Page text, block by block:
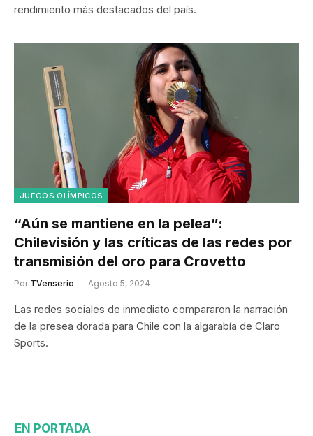
rendimiento más destacados del país.
JUEGOS OLÍMPICOS
“Aún se mantiene en la pelea”:
Chilevisión y las críticas de las redes por
transmisión del oro para Crovetto
Por TVenserio Agosto 5, 2024
Las redes sociales de inmediato compararon la narración
de la presea dorada para Chile con la algarabía de Claro
Sports.
EN PORTADA